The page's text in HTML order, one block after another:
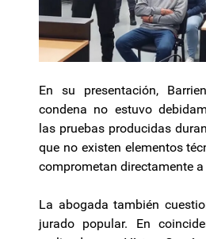
En su presentación,
condena no estuvo
las pruebas producidas
que no existen elementos
comprometan directamente
La abogada también
jurado popular. En